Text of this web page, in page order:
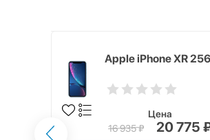
Apple iPhone XR
Цена
16 935 ₽
20 775